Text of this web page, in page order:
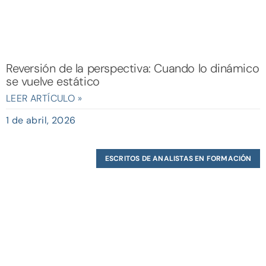
Reversión de la perspectiva: Cuando lo dinámico
se vuelve estático
LEER ARTÍCULO »
1 de abril, 2026
ESCRITOS DE ANALISTAS EN FORMACIÓN